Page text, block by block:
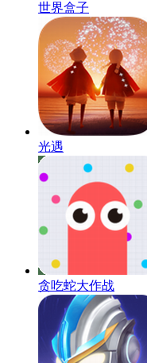
世界盒子
光遇
贪吃蛇大作战